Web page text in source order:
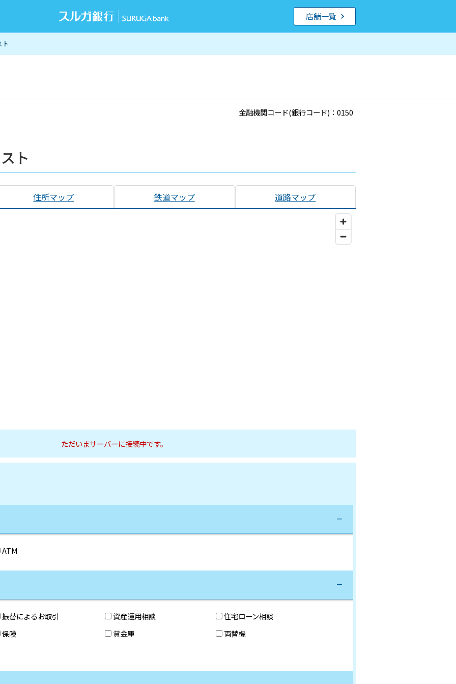
ト
店舗一覧
金融機関コード(銀行コード)：0150
ト
住所マップ 鉄道マップ 道路マップ
ただいまサーバーに接続中です。
ATM
振替によるお取引 資産運用相談
住宅ローン相談
保険 貸金庫
両替機